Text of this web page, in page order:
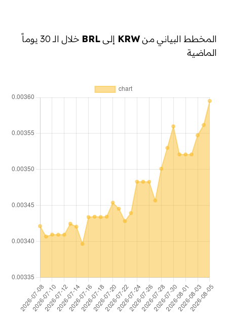
المخطط البياني منKRW إلىBRL
خلال الـ 30 يوماً
الماضية